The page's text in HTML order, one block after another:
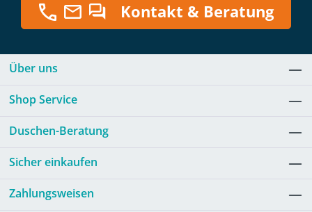
Kontakt & Beratung
Über uns
Shop Service
Duschen-Beratung
Sicher einkaufen
Zahlungsweisen